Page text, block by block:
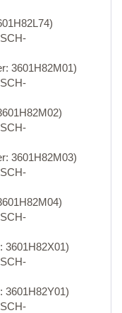
3601H82M01)
3601H82M03)
3601H82X01)
3601H82Y01)